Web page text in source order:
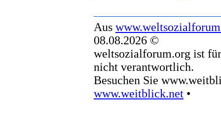
Aus
08.08.2026 ©
weltsozialforum.org ist
nicht verantwortlich.
Besuchen Sie
www.weitblick.net •